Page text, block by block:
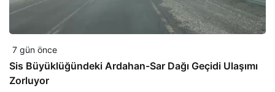
7 gün önce
Sis Büyüklüğündeki Ardahan-Sar Dağı Geçidi Ulaşımı
Zorluyor